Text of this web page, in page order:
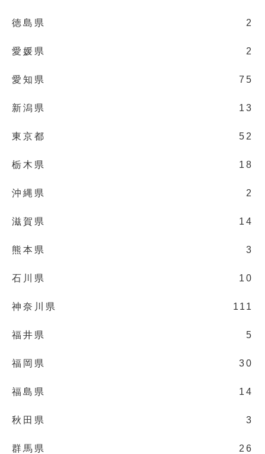
徳島県 2
愛媛県 2
愛知県 75
新潟県 13
東京都 52
栃木県 18
沖縄県 2
滋賀県 14
熊本県 3
石川県 10
神奈川県 111
福井県 5
福岡県 30
福島県 14
秋田県 3
群馬県 26